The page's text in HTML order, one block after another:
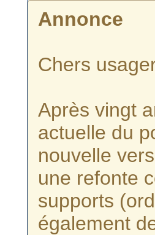
Annonce
Chers
Après vingt
actuelle du
nouvelle
une refonte
supports
également